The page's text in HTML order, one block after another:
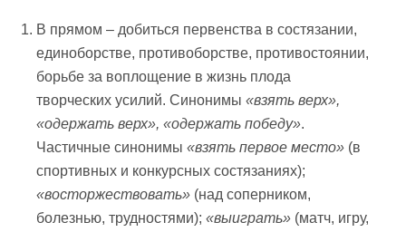
В прямом – добиться первенства в состязании,
единоборстве, противоборстве, противостоянии,
борьбе за воплощение в жизнь плода
творческих усилий. Синонимы«взять верх»,
«одержать верх», «одержать победу».
Частичные синонимы«взять первое место» (в
спортивных и конкурсных состязаниях);
«восторжествовать» (над соперником,
болезнью, трудностями);«выиграть» (матч, игру,